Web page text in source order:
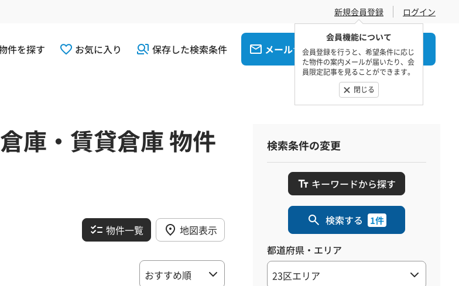
新規会員登録
会員機能について
会員登録を行うと、希望条件に応じ
た物件の案内メールが届いたり、会
員限定記事を見ることができます。
閉じる
ログイン
件を探す お気に入り 保存した検索条件 メールでお問合せ 電話でお問合せ
庫・賃貸倉庫 物件
物件一覧 地図表示
検索条件の変更
キーワードから探す
検索する 1件
都道府県・エリア